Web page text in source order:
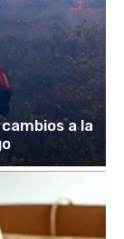
a la